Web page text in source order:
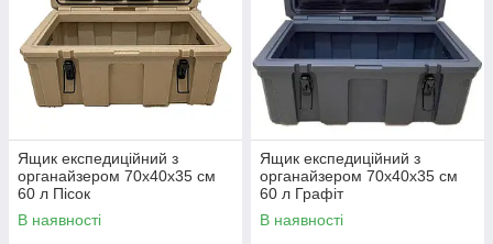
Ящик експедиційний з
органайзером 70х40х35 см
60 л Пісок
В наявності
Ящик експедиційний з
органайзером 70х40х35 см
60 л Графіт
В наявності